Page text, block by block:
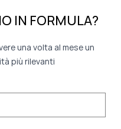
IN FORMULA?
una volta al mese un
più rilevanti